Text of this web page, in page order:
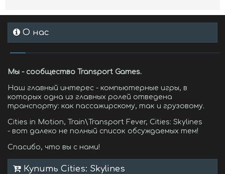
О нас
Мы - сообщество Transport Games.
Наш главный интерес - компьютерные игры, в
которых одна из главных ролей отведена
транспорту: как пассажирскому, так и грузовому.
Cities in Motion, Train\Transport Fever, Cities: Skylines
- вот далеко не полный список обсуждаемых тем!
Спасибо, что вы с нами!
Купить Cities: Skylines